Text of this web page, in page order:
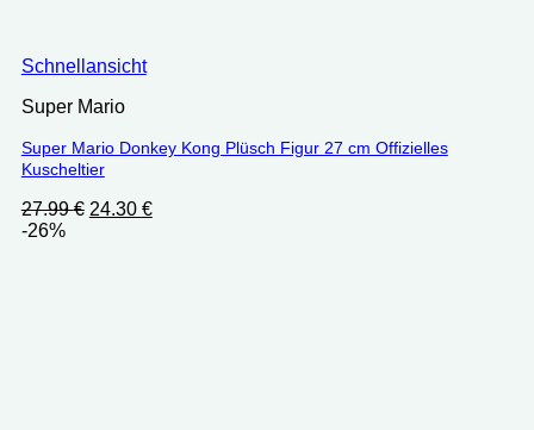
Schnellansicht
Super Mario
Super Mario Donkey Kong Plüsch Figur 27 cm Offizielles
Kuscheltier
27.99€ Ursprünglicher
24.30 €Aktueller
-26%